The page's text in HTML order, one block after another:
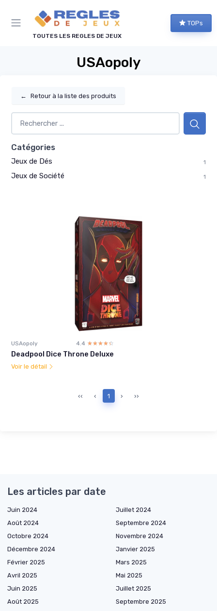
TOUTES LES REGLES DE JEUX
TOPs
USAopoly
← Retour à la liste des produits
Catégories
Jeux de Dés 1
Jeux de Société 1
USAopoly 4.4 ☆☆☆☆☆
★★★★★
Deadpool Dice Throne Deluxe
Voir le détail
‹‹ ‹ 1 › ››
Les articles par date
Juin 2024
Juillet 2024
Août 2024
Septembre 2024
Octobre 2024
Novembre 2024
Décembre 2024
Janvier 2025
Février 2025
Mars 2025
Avril 2025
Mai 2025
Juin 2025
Juillet 2025
Août 2025
Septembre 2025